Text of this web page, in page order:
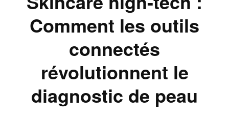
Comment les outils
connectés
révolutionnent le
diagnostic de peau